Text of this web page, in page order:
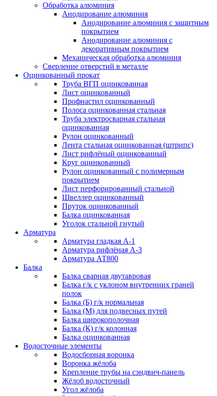
Обработка алюминия
Анодирование алюминия
Анодирование алюминия с защитным
покрытием
Анодирование алюминия с
декоративным покрытием
Механическая обработка алюминия
Сверление отверстий в металле
Оцинкованный прокат
Труба ВГП оцинкованная
Лист оцинкованный
Профнастил оцинкованный
Полоса оцинкованная стальная
Труба электросварная стальная
оцинкованная
Рулон оцинкованный
Лента стальная оцинкованная (штрипс)
Лист рифлёный оцинкованный
Круг оцинкованный
Рулон оцинкованный с полимерным
покрытием
Лист перфорированный стальной
Швеллер оцинкованный
Пруток оцинкованный
Балка оцинкованная
Уголок стальной гнутый
Арматура
Арматура гладкая А-1
Арматура рифлёная А-3
Арматура АТ800
Балка
Балка сварная двутавровая
Балка г/к с уклоном внутренних граней
полок
Балка (Б) г/к нормальная
Балка (М) для подвесных путей
Балка широкополочная
Балка (К) г/к колонная
Балка оцинкованная
Водосточные элементы
Водосборная воронка
Воронка жёлоба
Крепление трубы на сэндвич-панель
Жёлоб водосточный
Угол жёлоба